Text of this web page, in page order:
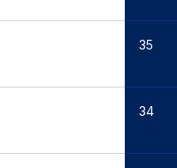
35
34